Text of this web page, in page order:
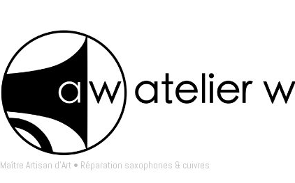
Maître Artisan d'Art • Réparation saxophones & cuivres